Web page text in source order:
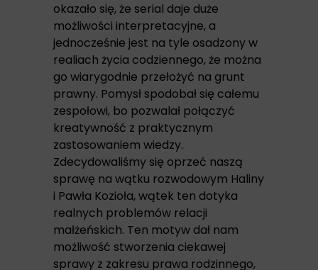
okazało się, że serial daje duże
możliwości interpretacyjne, a
jednocześnie jest na tyle osadzony w
realiach życia codziennego, że można
go wiarygodnie przełożyć na grunt
prawny. Pomysł spodobał się całemu
zespołowi, bo pozwalał połączyć
kreatywność z praktycznym
zastosowaniem wiedzy.
Zdecydowaliśmy się oprzeć naszą
sprawę na wątku rozwodowym Haliny
i Pawła Kozioła, wątek ten dotyka
realnych problemów relacji
małżeńskich. Ten motyw dał nam
możliwość stworzenia ciekawej
sprawy z zakresu prawa rodzinnego,